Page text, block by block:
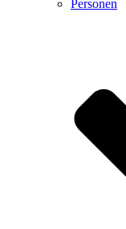
Personen